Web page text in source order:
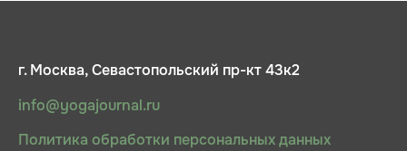
г. Москва, Севастопольский пр-кт 43к2
info@yogajournal.ru
Политика обработки персональных данных